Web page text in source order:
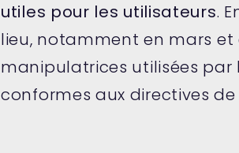
utiles pour les utilisateurs.
lieu, notamment en mars
manipulatrices utilisées par
conformes aux directives de